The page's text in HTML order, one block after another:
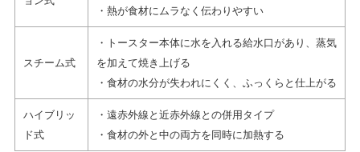
・熱が食材にムラなく伝わりやすい
スチーム式
・トースター本体に水を入れる給水口があり、蒸気
を加えて焼き上げる
・食材の水分が失われにくく、ふっくらと仕上がる
ハイブリッ
ド式
・遠赤外線と近赤外線との併用タイプ
・食材の外と中の両方を同時に加熱する